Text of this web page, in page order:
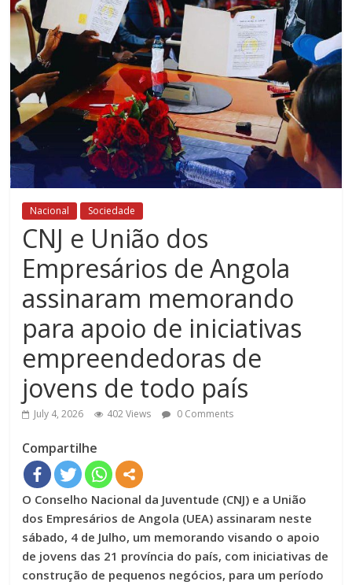
Nacional Sociedade
CNJ e União dos
Empresários de Angola
assinaram memorando
para apoio de iniciativas
empreendedoras de
jovens de todo país
July 4, 2026 402 Views 0 Comments
Compartilhe
O Conselho Nacional da Juventude (CNJ) e a União
dos Empresários de Angola (UEA) assinaram neste
sábado, 4 de Julho, um memorando visando o apoio
de jovens das 21 província do país, com iniciativas de
construção de pequenos negócios, para um período